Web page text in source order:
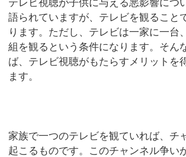
テレビ視聴が子供に与える悪影響につ
語られていますが、テレビを観ること
ります。ただし、テレビは一家に一台
組を観るという条件になります。そん
ば、テレビ視聴がもたらすメリットを
ます。
家族で一つのテレビを観ていれば、チ
起こるものです。このチャンネル争い